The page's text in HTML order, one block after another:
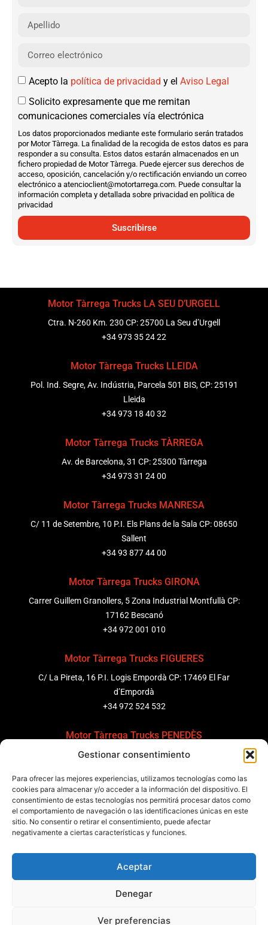
Gestionar consentimiento
Para ofrecer las mejores experiencias, utilizamos tecnologías como las
cookies para almacenar y/o acceder a la información del dispositivo. El
consentimiento de estas tecnologías nos permitirá procesar datos como
el comportamiento de navegación o las identificaciones únicas en este
sitio. No consentir o retirar el consentimiento, puede afectar
negativamente a ciertas características y funciones.
Aceptar
Denegar
Ver preferencias
Acepto la política de privacidad y el Aviso Legal
Solicito expresamente que me remitan
comunicaciones comerciales vía electrónica
Los datos proporcionados mediante este formulario serán tratados
por Motor Tàrrega. La finalidad de la recogida de estos datos es para
responder a su consulta. Estos datos estarán almacenados en un
fichero propiedad de Motor Tàrrega. Puede ejercer sus derechos de
acceso, oposición, cancelación y/o rectificación enviando un correo
electrónico a atencioclient@motortarrega.com. Puede consultar la
información completa y detallada sobre privacidad en política de
privacidad
Suscribirse
Motor Tàrrega Trucks LA SEU D’URGELL
Ctra. N-260 Km. 230 CP: 25700 La Seu d’Urgell
+34 973 35 24 22
Motor Tàrrega Trucks LLEIDA
Pol. Ind. Segre, Av. Indústria, Parcela 501 BIS, CP: 25191
Lleida
+34 973 18 40 32
Motor Tàrrega Trucks TÀRREGA
Av. de Barcelona, 31 CP: 25300 Tàrrega
+34 973 31 24 00
Motor Tàrrega Trucks MANRESA
C/ 11 de Setembre, 10 P.I. Els Plans de la Sala CP: 08650
Sallent
+34 93 877 44 00
Motor Tàrrega Trucks GIRONA
Carrer Guillem Granollers, 5 Zona Industrial Montfullà CP:
17162 Bescanó
+34 972 001 010
Motor Tàrrega Trucks FIGUERES
C/ La Pireta, 16 P.I. Logis Empordà CP: 17469 El Far
d’Empordà
+34 972 524 532
Motor Tàrrega Trucks PENEDÈS
C/ Ponent 8, Pol. Ind. Sant Pere Molanta, CP: 08799
+34 931 69 11 91
Motor Tàrrega Trucks BARCELONA
Zona Franca, Carrer E, s/n 08040 Barcelona, España